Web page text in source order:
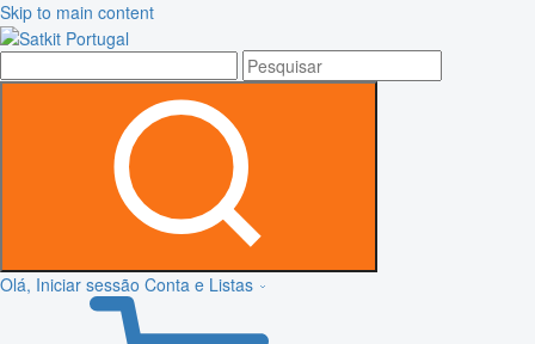
Skip to main content
Olá, Iniciar sessão Conta e Listas